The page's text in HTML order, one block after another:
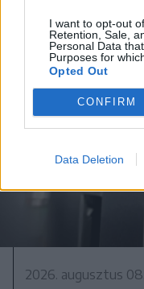
I want to opt-out
Retention, Sale,
Personal Data
Purposes for
Opted Out
CONFIRM
Data Deletion
2026. augusztus